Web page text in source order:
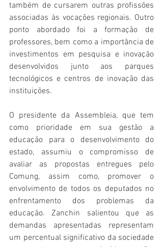
também de cursarem outras profissões
associadas às vocações regionais. Outro
ponto abordado foi a formação de
professores, bem como a importância de
investimentos em pesquisa e inovação
desenvolvidos junto aos parques
tecnológicos e centros de inovação das
instituições.
O presidente da Assembleia, que tem
como prioridade em sua gestão a
educação para o desenvolvimento do
estado, assumiu o compromisso de
avaliar as propostas entregues pelo
Comung, assim como, promover o
envolvimento de todos os deputados no
enfrentamento dos problemas da
educação. Zanchin salientou que as
demandas apresentadas representam
um percentual significativo da sociedade